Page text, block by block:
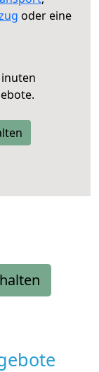
oder eine